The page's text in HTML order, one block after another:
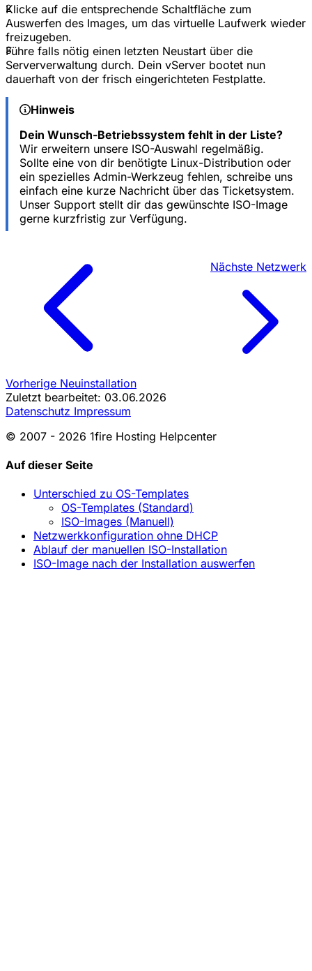
2
Klicke auf die entsprechende Schaltfläche zum
Auswerfen des Images, um das virtuelle Laufwerk wieder
freizugeben.
3
Führe falls nötig einen letzten Neustart über die
Serververwaltung durch. Dein vServer bootet nun
dauerhaft von der frisch eingerichteten Festplatte.
Hinweis
Dein Wunsch-Betriebssystem fehlt in der Liste?
Wir erweitern unsere ISO-Auswahl regelmäßig.
Sollte eine von dir benötigte Linux-Distribution oder
ein spezielles Admin-Werkzeug fehlen, schreibe uns
einfach eine kurze Nachricht über das Ticketsystem.
Unser Support stellt dir das gewünschte ISO-Image
gerne kurzfristig zur Verfügung.
Vorherige Neuinstallation
Nächste Netzwerk
Zuletzt bearbeitet: 03.06.2026
Datenschutz Impressum
© 2007 - 2026 1fire Hosting Helpcenter
Auf dieser Seite
Unterschied zu OS-Templates
OS-Templates (Standard)
ISO-Images (Manuell)
Netzwerkkonfiguration ohne DHCP
Ablauf der manuellen ISO-Installation
ISO-Image nach der Installation auswerfen